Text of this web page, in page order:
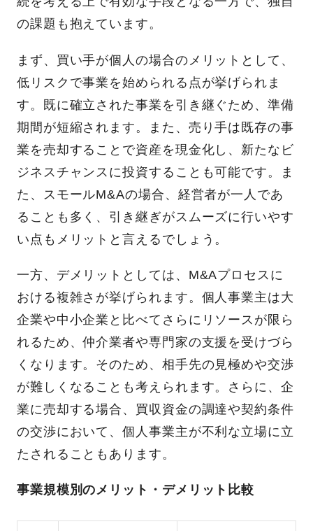
の課題も抱えています。
まず、買い手が個人の場合のメリットとして、
低リスクで事業を始められる点が挙げられま
す。既に確立された事業を引き継ぐため、準備
期間が短縮されます。また、売り手は既存の事
業を売却することで資産を現金化し、新たなビ
ジネスチャンスに投資することも可能です。ま
た、スモールM&Aの場合、経営者が一人であ
ることも多く、引き継ぎがスムーズに行いやす
い点もメリットと言えるでしょう。
一方、デメリットとしては、M&Aプロセスに
おける複雑さが挙げられます。個人事業主は大
企業や中小企業と比べてさらにリソースが限ら
れるため、仲介業者や専門家の支援を受けづら
くなります。そのため、相手先の見極めや交渉
が難しくなることも考えられます。さらに、企
業に売却する場合、買収資金の調達や契約条件
の交渉において、個人事業主が不利な立場に立
たされることもあります。
事業規模別のメリット・デメリット比較